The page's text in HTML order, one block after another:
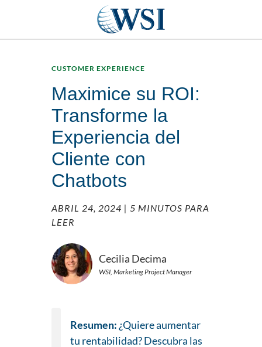
CUSTOMER EXPERIENCE
Maximice su ROI:
Transforme la
Experiencia del
Cliente con
Chatbots
ABRIL 24, 2024 | 5 MINUTOS PARA
LEER
Cecilia Decima
WSI, Marketing Project Manager
Resumen: ¿Quiere aumentar
tu rentabilidad? Descubra las